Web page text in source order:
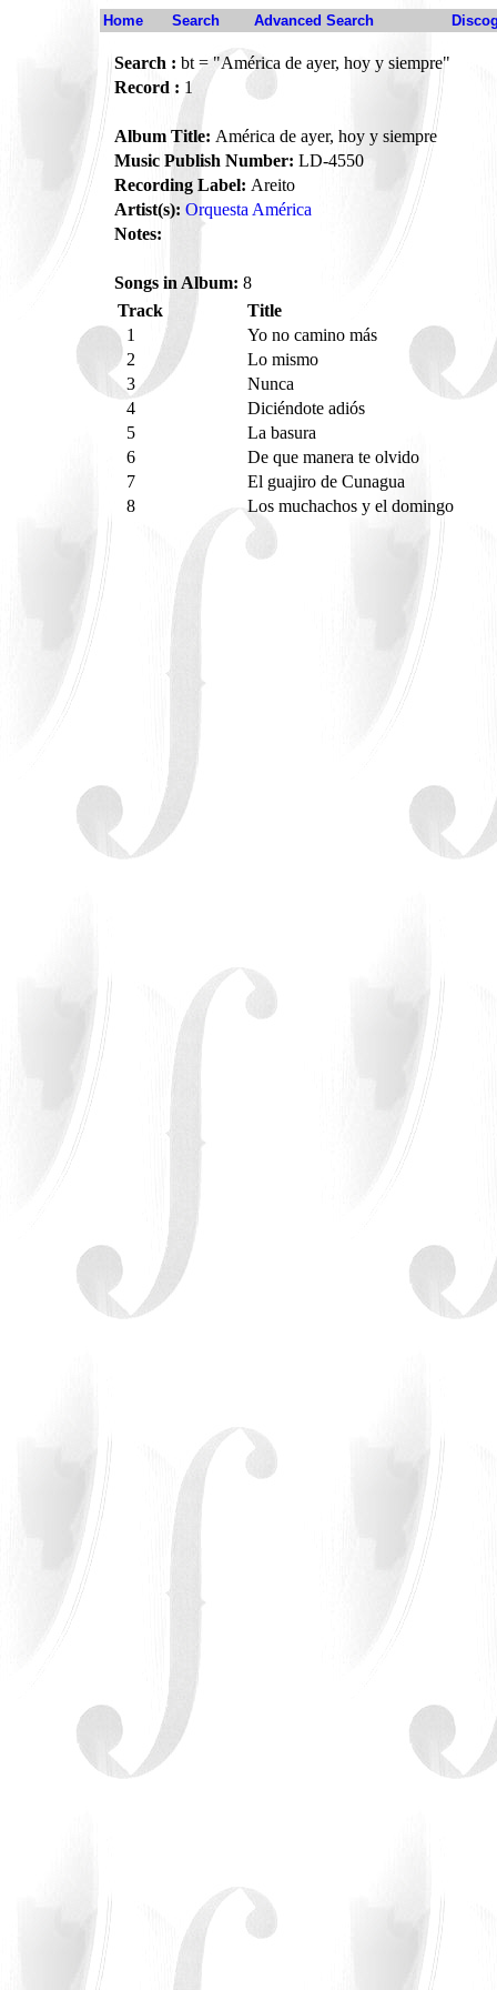
Home Search Advanced Search
Search : bt = "América de ayer, hoy y siempre"
Record : 1
Album Title: América de ayer, hoy y siempre
Music Publish Number: LD-4550
Recording Label: Areito
Artist(s): Orquesta América
Notes:
Songs in Album: 8
Track
Title
1
Yo no camino más
2
Lo mismo
3
Nunca
4
Diciéndote adiós
5
La basura
6
De que manera te olvido
7
El guajiro de Cunagua
8
Los muchachos y el domingo